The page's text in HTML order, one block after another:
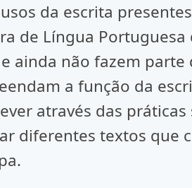
da escrita
de Língua
ainda não fazem
a função da
através das
diferentes textos que